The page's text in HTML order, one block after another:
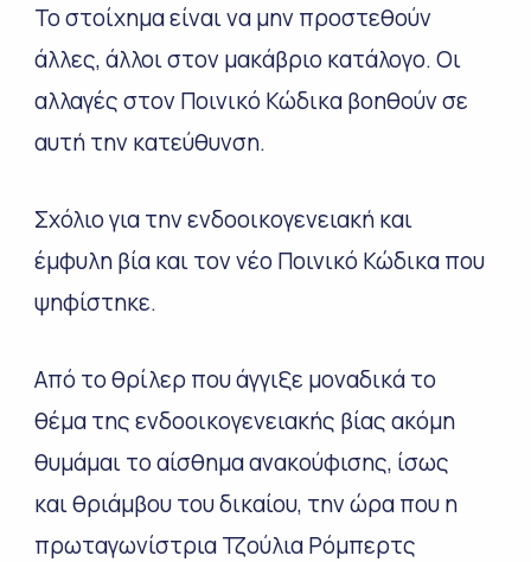
Το στοίχημα είναι να μην προστεθούν
άλλες, άλλοι στον μακάβριο κατάλογο. Οι
αλλαγές στον Ποινικό Κώδικα βοηθούν σε
αυτή την κατεύθυνση.
Σχόλιο για την ενδοοικογενειακή και
έμφυλη βία και τον νέο Ποινικό Κώδικα που
ψηφίστηκε.
Από το θρίλερ που άγγιξε μοναδικά το
θέμα της ενδοοικογενειακής βίας ακόμη
θυμάμαι το αίσθημα ανακούφισης, ίσως
και θριάμβου του δικαίου, την ώρα που η
πρωταγωνίστρια Τζούλια Ρόμπερτς